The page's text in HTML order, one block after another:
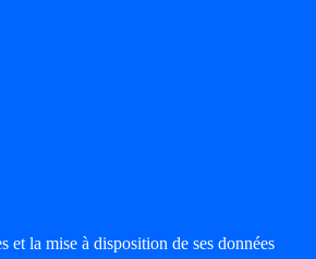
et la mise à disposition de ses données